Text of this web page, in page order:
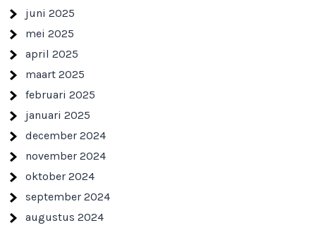
juni 2025
mei 2025
april 2025
maart 2025
februari 2025
januari 2025
december 2024
november 2024
oktober 2024
september 2024
augustus 2024